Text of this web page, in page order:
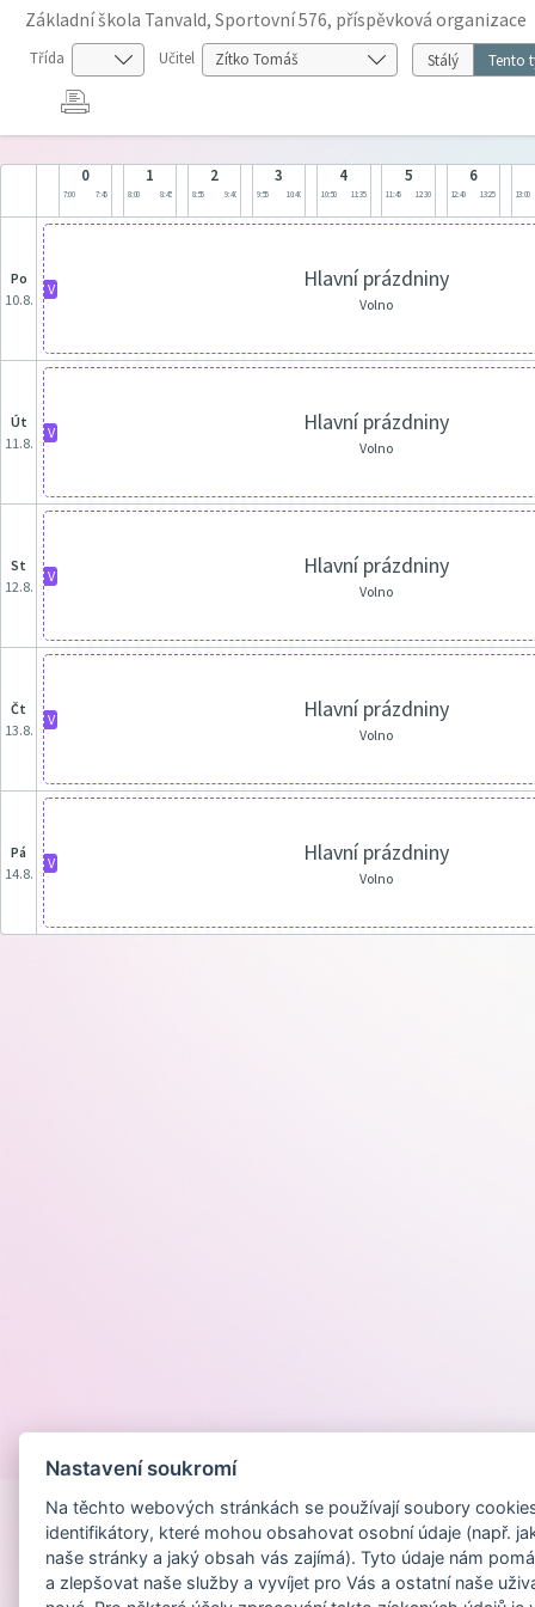
Základní škola Tanvald, Sportovní 576, příspěvková organizace
Třída Učitel Stálý Tento
0
7:00 7:45
1
8:00 8:45
2
8:55 9:40
3
9:55 10:40
4
10:50 11:35
5
11:45 12:30
6
12:40 13:25 13:00
po
10.8.
V Hlavní prázdniny
Volno
út
11.8.
V Hlavní prázdniny
Volno
st
12.8.
V Hlavní prázdniny
Volno
čt
13.8.
V Hlavní prázdniny
Volno
pá
14.8.
V Hlavní prázdniny
Volno
Nastavení soukromí
Na těchto webových stránkách se používají soubory
identifikátory, které mohou obsahovat osobní údaje (např.
naše stránky a jaký obsah vás zajímá). Tyto údaje nám
a zlepšovat naše služby a vyvíjet pro Vás a ostatní naše